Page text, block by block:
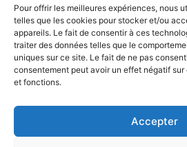
Pour offrir les meilleures expériences, nous
telles que les cookies pour stocker et/ou
appareils. Le fait de consentir à ces
traiter des données telles que le
uniques sur ce site. Le fait de ne pas
consentement peut avoir un effet négatif
et fonctions.
Accepter
N.B.: N'oubliez surtout pas de
Vidéo témoignage MF-88